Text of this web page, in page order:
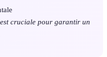
cruciale pour garantir un